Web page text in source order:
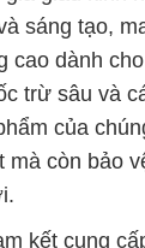
sáng tạo,
cao dành
trừ sâu và
của
mà còn bảo
kết cung